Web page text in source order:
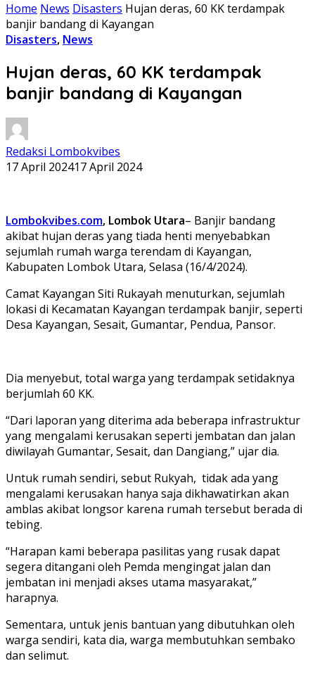
Home News Disasters Hujan deras, 60 KK terdampak
banjir bandang di Kayangan
Disasters, News
Hujan deras, 60 KK terdampak
banjir bandang di Kayangan
Redaksi Lombokvibes
17 April 202417 April 2024
Lombokvibes.com, Lombok Utara– Banjir bandang
akibat hujan deras yang tiada henti menyebabkan
sejumlah rumah warga terendam di Kayangan,
Kabupaten Lombok Utara, Selasa (16/4/2024).
Camat Kayangan Siti Rukayah menuturkan, sejumlah
lokasi di Kecamatan Kayangan terdampak banjir, seperti
Desa Kayangan, Sesait, Gumantar, Pendua, Pansor.
Dia menyebut, total warga yang terdampak setidaknya
berjumlah 60 KK.
“Dari laporan yang diterima ada beberapa infrastruktur
yang mengalami kerusakan seperti jembatan dan jalan
diwilayah Gumantar, Sesait, dan Dangiang,” ujar dia.
Untuk rumah sendiri, sebut Rukyah, tidak ada yang
mengalami kerusakan hanya saja dikhawatirkan akan
amblas akibat longsor karena rumah tersebut berada di
tebing.
“Harapan kami beberapa pasilitas yang rusak dapat
segera ditangani oleh Pemda mengingat jalan dan
jembatan ini menjadi akses utama masyarakat,”
harapnya.
Sementara, untuk jenis bantuan yang dibutuhkan oleh
warga sendiri, kata dia, warga membutuhkan sembako
dan selimut.